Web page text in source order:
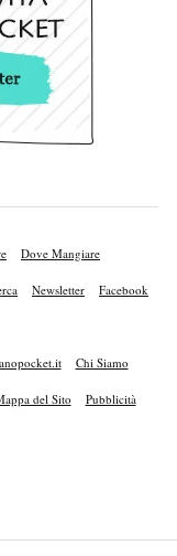
Dove Mangiare
Newsletter Facebook
Chi Siamo
del Sito Pubblicità